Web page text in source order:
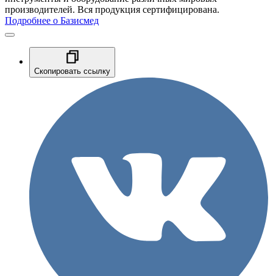
производителей. Вся продукция сертифицирована.
Подробнее о Базисмед
Скопировать ссылку